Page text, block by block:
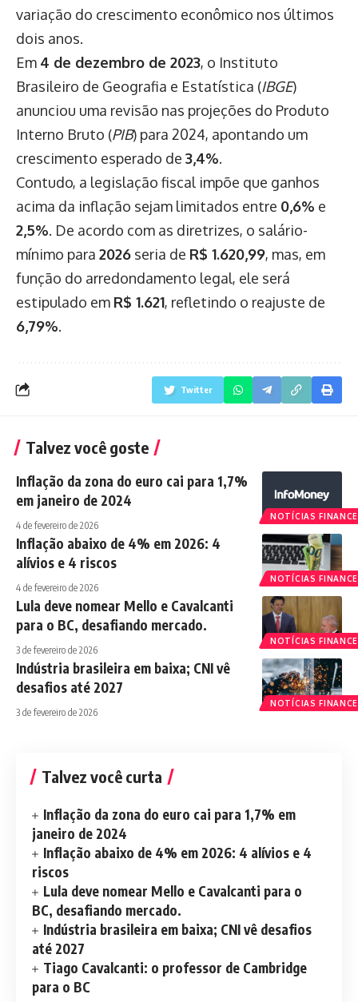
variação do crescimento econômico nos últimos
dois anos.
Em 4 de dezembro de 2023, o Instituto
Brasileiro de Geografia e Estatística (IBGE)
anunciou uma revisão nas projeções do Produto
Interno Bruto (PIB) para 2024, apontando um
crescimento esperado de 3,4%.
Contudo, a legislação fiscal impõe que ganhos
acima da inflação sejam limitados entre 0,6% e
2,5%. De acordo com as diretrizes, o salário-
mínimo para 2026 seria de R$ 1.620,99, mas, em
função do arredondamento legal, ele será
estipulado em R$ 1.621, refletindo o reajuste de
6,79%.
Twitter
Talvez você goste
NOTÍCIAS
Inflação da zona do euro cai para 1,7%
em janeiro de 2024
4 de fevereiro de 2026
NOTÍCIAS
Inflação abaixo de 4% em 2026: 4
alívios e 4 riscos
4 de fevereiro de 2026
NOTÍCIAS
Lula deve nomear Mello e Cavalcanti
para o BC, desafiando mercado.
3 de fevereiro de 2026
NOTÍCIAS
Indústria brasileira em baixa; CNI vê
desafios até 2027
3 de fevereiro de 2026
Talvez você curta
Inflação da zona do euro cai para 1,7% em
janeiro de 2024
Inflação abaixo de 4% em 2026: 4 alívios e 4
riscos
Lula deve nomear Mello e Cavalcanti para o
BC, desafiando mercado.
Indústria brasileira em baixa; CNI vê desafios
até 2027
Tiago Cavalcanti: o professor de Cambridge
para o BC